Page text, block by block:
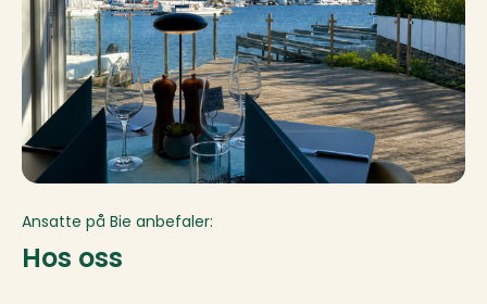
Ansatte på Bie anbefaler:
Hos oss